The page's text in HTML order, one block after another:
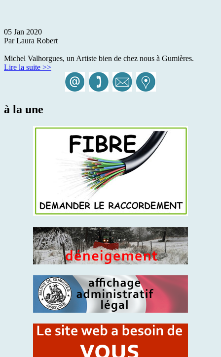
05 Jan 2020
Par Laura Robert
Michel Valhorgues, un Artiste bien de chez nous à Gumières.
Lire la suite >>
à la une